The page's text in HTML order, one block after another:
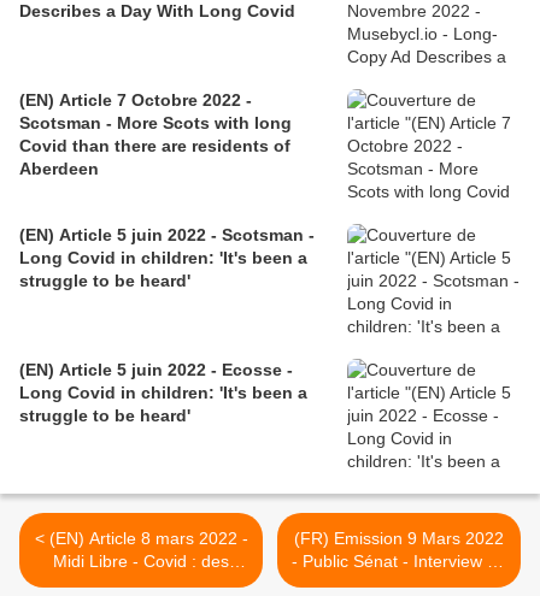
Describes a Day With Long Covid
(EN) Article 7 Octobre 2022 -
Scotsman - More Scots with long
Covid than there are residents of
Aberdeen
(EN) Article 5 juin 2022 - Scotsman -
Long Covid in children: 'It's been a
struggle to be heard'
(EN) Article 5 juin 2022 - Ecosse -
Long Covid in children: 'It's been a
struggle to be heard'
< (EN) Article 8 mars 2022 -
Midi Libre - Covid : des
lésions au cerveau
(FR) Emission 9 Mars 2022
- Public Sénat - Interview de
Matthieu porte-parole